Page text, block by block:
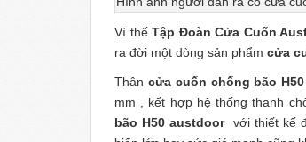
Vì thếTập ĐoànCửa Cuốn
ra đời một dòng sản phẩm cửa
Thân cửa cuốn chống bão
mm , kết hợp hệ thống thanh
bão H50 austdoorvới thiết kế